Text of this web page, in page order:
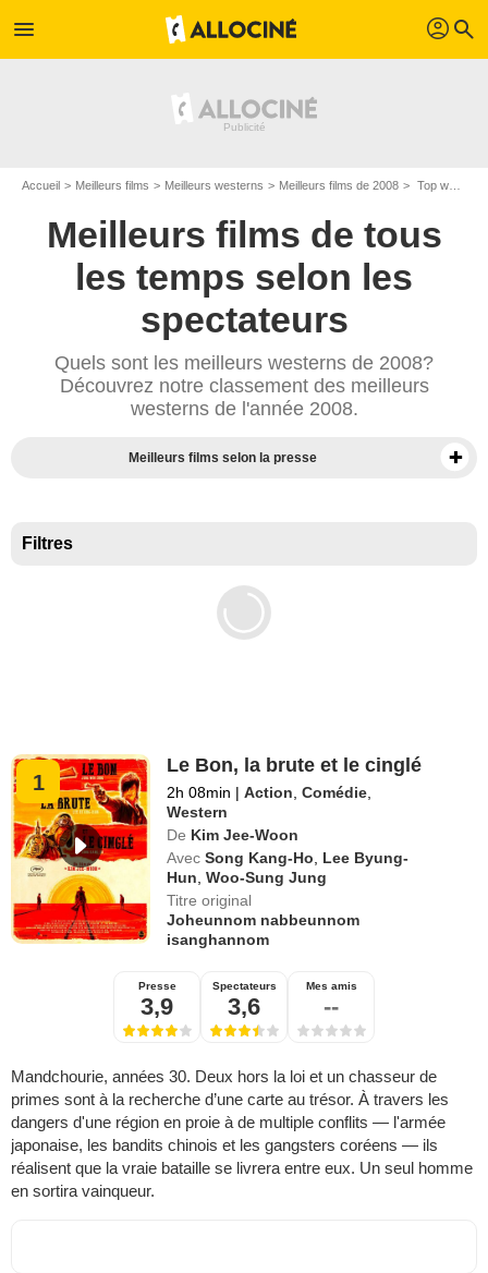
menu profil search
Accueil Meilleurs films Meilleurs westerns Meilleurs films de 2008 Top westerns de 2008
Meilleurs films de tous
les temps selon les
spectateurs
Quels sont les meilleurs westerns de 2008?
Découvrez notre classement des meilleurs
westerns de l'année 2008.
Meilleurs films selon la presse
Filtres
1
Le Bon, la brute et le cinglé
2h 08min | Action ,Comédie
Western
De Kim Jee-Woon
Avec Song Kang-Ho
Lee Byung-
Hun ,Woo-Sung Jung
Titre original
Joheunnom nabbeunnom
isanghannom
Presse
3,9
Spectateurs
3,6
Mes amis
--
Mandchourie, années 30. Deux hors la loi et un chasseur de
primes sont à la recherche d’une carte au trésor. À travers les
dangers d'une région en proie à de multiple conflits — l'armée
japonaise, les bandits chinois et les gangsters coréens — ils
réalisent que la vraie bataille se livrera entre eux. Un seul homme
en sortira vainqueur.